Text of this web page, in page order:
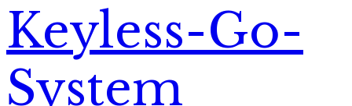
Keyless-Go-
System